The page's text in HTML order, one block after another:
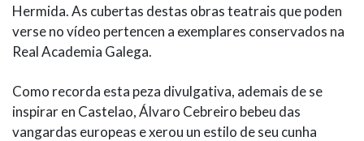
Hermida. As cubertas destas obras teatrais que poden
verse no vídeo pertencen a exemplares conservados na
Real Academia Galega.
Como recorda esta peza divulgativa, ademais de se
inspirar en Castelao, Álvaro Cebreiro bebeu das
vangardas europeas e xerou un estilo de seu cunha